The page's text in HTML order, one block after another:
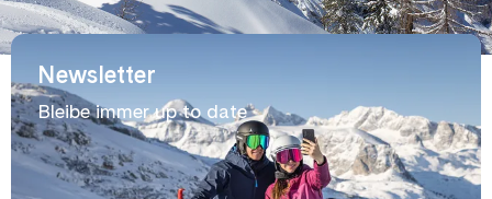
Newsletter
Bleibe immer up to date